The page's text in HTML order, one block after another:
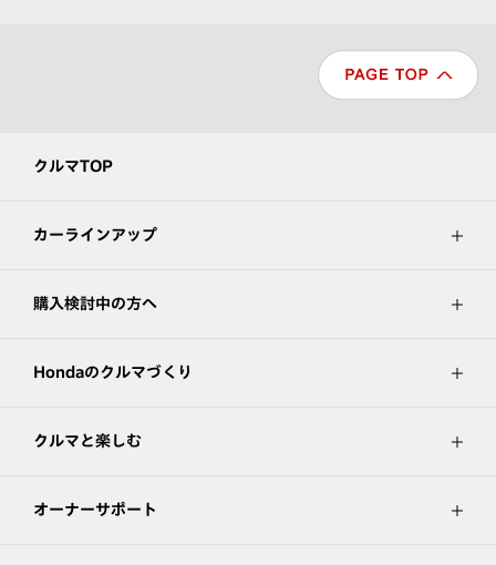
クルマTOP
カーラインアップ
購入検討中の方へ
Hondaのクルマづくり
クルマと楽しむ
オーナーサポート